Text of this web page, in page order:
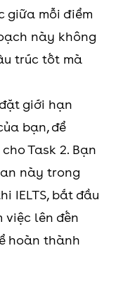
giữa mỗi điểm
này không
trúc tốt mà
giới hạn
bạn, để
Task 2. Bạn
này trong
IELTS, bắt đầu
việc lên đến
hoàn thành